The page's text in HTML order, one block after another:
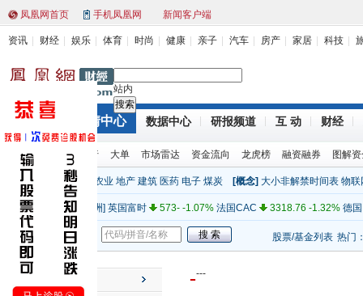
凤凰网首页 手机凤凰网 新闻客户端
资讯 财经 娱乐 体育 时尚 健康 亲子 汽车 房产 家居 科技
站内
财经首页 行情中心 数据中心 研报频道 互 动 财经
环球股指 股票排行 大单 市场雷达 资金流向 龙虎榜 融资融券 图解
[行业] 金融 电力 机械 农业 地产 建筑 医药 电子 煤炭 [概念] 大小非解禁时间表 物联
全球指数
上证指数 2319.12 (1.00%) 深证成指 9466.14 1.78%
[亚太]日经 8841.22 -0.09%澳大利亚 4348.48 0.45%新西
[美洲]道琼斯 12660.50 -0.58% 纳斯达克 2816.55 0.40%标
[欧洲] 英国富时 573- -1.07% 法国CAC 3318.76 -1.32% 德
[其他]纽约原油 99.70 0.00%纽约黄金
[亚太] 上证指数 2319.12 (1.00%) 深证成指 9466.14 1.78%
[亚太]日经 8841.22 -0.09%
[美洲]道琼斯 12660.50 -0.58%
股票/基金 股票/基金列表 热门
----